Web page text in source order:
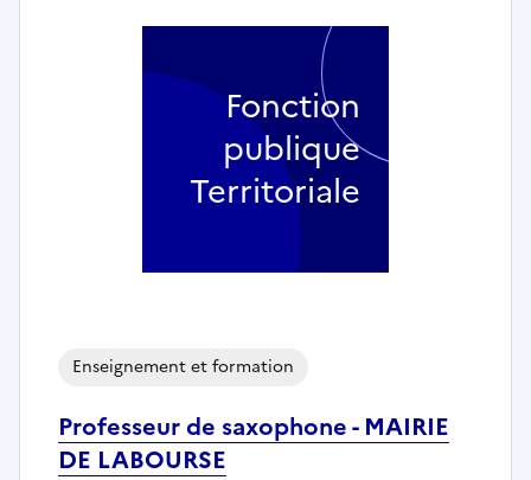
Professeur de saxophone - MAIRIE
DE LABOURSE
Enseignement et formation
Fonction
publique
Territoriale